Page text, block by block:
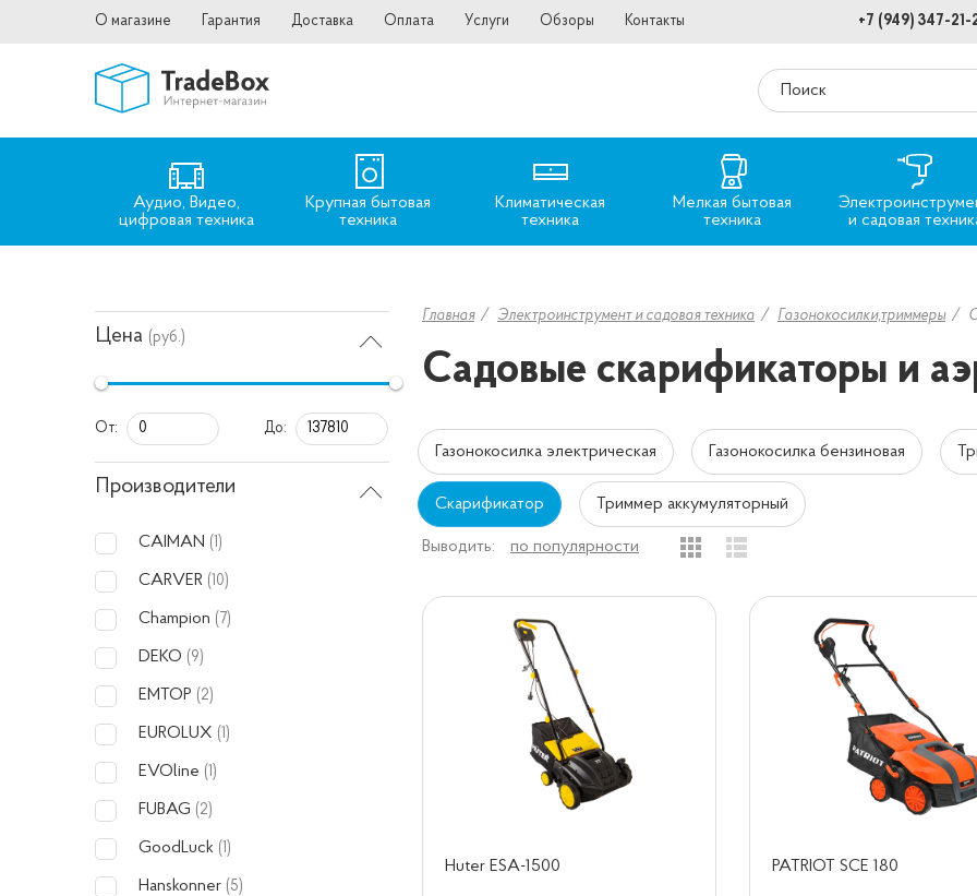
О магазине Гарантия Доставка Оплата Услуги Обзоры Контакты +7 (949) 347-21-
Аудио, Видео,
цифровая техника
Крупная бытовая
техника
Климатическая
техника
Мелкая бытовая
техника
и садовая
Цена (руб.)
От: До:
Производители
CAIMAN (1)
CARVER (10)
Champion (7)
DEKO (9)
EMTOP (2)
EUROLUX (1)
EVOline (1)
FUBAG (2)
GoodLuck (1)
Hanskonner (5)
Главная Электроинструмент и садовая техника Газонокосилки,триммеры
Садовые скарификаторы и
Газонокосилка электрическая Газонокосилка бензиновая
Скарификатор Триммер аккумуляторный
Выводить: по популярности
Huter ESA-1500 PATRIOT SCE 180